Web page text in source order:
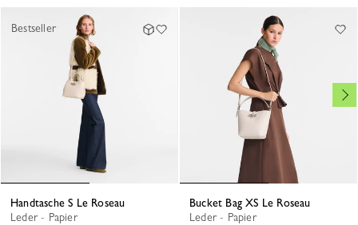
Handtasche S Le Roseau
Leder - Papier
Bestseller
Bucket Bag XS Le Roseau
Leder - Papier